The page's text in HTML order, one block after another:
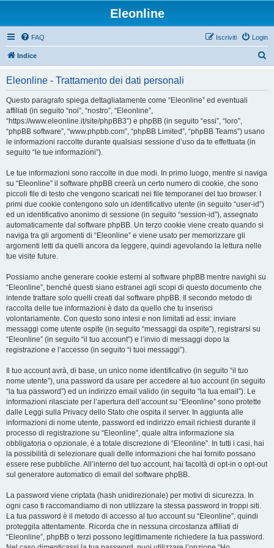
Eleonline
FAQ Login
Iscriviti
Indice
Eleonline - Trattamento dei dati personali
Questo paragrafo spiega dettagliatamente come “Eleonline” ed eventuali
affiliati (in seguito “noi”, “nostro”, “Eleonline”,
“https://www.eleonline.it/site/phpBB3”) e phpBB (in seguito “essi”, “loro”,
“phpBB software”, “www.phpbb.com”, “phpBB Limited”, “phpBB Teams”) usano
le informazioni raccolte durante qualsiasi sessione d’uso da te effettuata (in
seguito “le tue informazioni”).
Le tue informazioni sono raccolte in due modi. In primo luogo, mentre si naviga
su “Eleonline” il software phpBB creerà un certo numero di cookie, che sono
piccoli file di testo che vengono scaricati nei file temporanei del tuo browser. I
primi due cookie contengono solo un identificativo utente (in seguito “user-id”)
ed un identificativo anonimo di sessione (in seguito “session-id”), assegnato
automaticamente dal software phpBB. Un terzo cookie viene creato quando si
naviga tra gli argomenti di “Eleonline” e viene usato per memorizzare gli
argomenti letti da quelli ancora da leggere, quindi agevolando la lettura nelle
tue visite future.
Possiamo anche generare cookie esterni al software phpBB mentre navighi su
“Eleonline”, benché questi siano estranei agli scopi di questo documento che
intende trattare solo quelli creati dal software phpBB. Il secondo metodo di
raccolta delle tue informazioni è dato da quello che tu inserisci
volontariamente. Con questo sono intesi e non limitati ad essi: inviare
messaggi come utente ospite (in seguito “messaggi da ospite”), registrarsi su
“Eleonline” (in seguito “il tuo account”) e l’invio di messaggi dopo la
registrazione e l’accesso (in seguito “i tuoi messaggi”).
Il tuo account avrà, di base, un unico nome identificativo (in seguito “il tuo
nome utente”), una password da usare per accedere al tuo account (in seguito
“la tua password”) ed un indirizzo email valido (in seguito “la tua email”). Le
informazioni rilasciate per l’apertura dell’account su “Eleonline” sono protette
dalle Leggi sulla Privacy dello Stato che ospita il server. In aggiunta alle
informazioni di nome utente, password ed indirizzo email richiesti durante il
processo di registrazione su “Eleonline”, quale altra informazione sia
obbligatoria o opzionale, è a totale discrezione di “Eleonline”. In tutti i casi, hai
la possibilità di selezionare quali delle informazioni che hai fornito possano
essere rese pubbliche. All’interno del tuo account, hai facoltà di opt-in o opt-out
sul generatore automatico di email del software phpBB.
La password viene criptata (hash unidirezionale) per motivi di sicurezza. In
ogni caso ti raccomandiamo di non utilizzare la stessa password in troppi siti.
La tua password è il metodo di accesso al tuo account su “Eleonline”, quindi
proteggila attentamente. Ricorda che in nessuna circostanza affiliati di
“Eleonline”, phpBB o terzi possono legittimamente richiedere la tua password.